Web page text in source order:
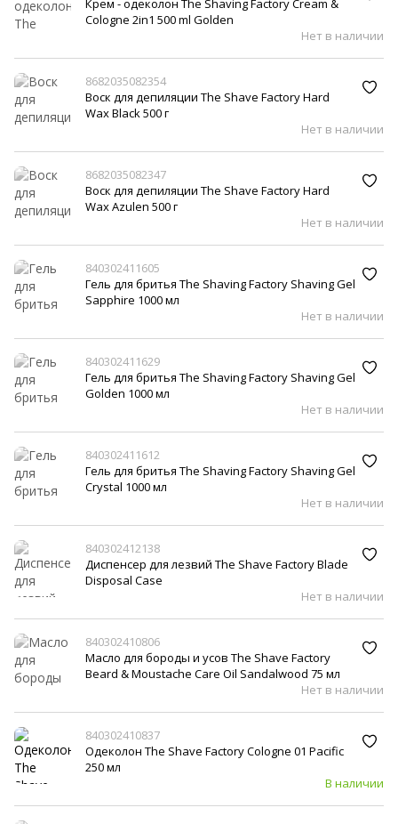
Крем - одеколон The Shaving Factory Cream &
Cologne 2in1 500 ml Golden
Нет в наличии
8682035082354
Воск для депиляции The Shave Factory Hard
Wax Black 500 г
Нет в наличии
8682035082347
Воск для депиляции The Shave Factory Hard
Wax Azulen 500 г
Нет в наличии
840302411605
Гель для бритья The Shaving Factory Shaving Gel
Sapphire 1000 мл
Нет в наличии
840302411629
Гель для бритья The Shaving Factory Shaving Gel
Golden 1000 мл
Нет в наличии
840302411612
Гель для бритья The Shaving Factory Shaving Gel
Crystal 1000 мл
Нет в наличии
840302412138
Диспенсер для лезвий The Shave Factory Blade
Disposal Case
Нет в наличии
840302410806
Масло для бороды и усов The Shave Factory
Beard & Moustache Care Oil Sandalwood 75 мл
Нет в наличии
840302410837
Одеколон The Shave Factory Cologne 01 Pacific
250 мл
В наличии